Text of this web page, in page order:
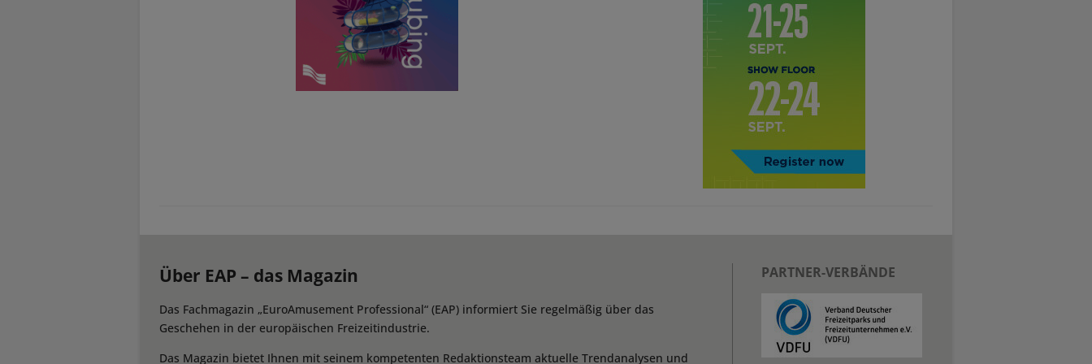
Über EAP – das Magazin
Das Fachmagazin „EuroAmusement Professional“ (EAP) informiert Sie regelmäßig über das
Geschehen in der europäischen Freizeitindustrie.
Das Magazin bietet Ihnen mit seinem kompetenten Redaktionsteam aktuelle Trendanalysen und
PARTNER-VERBÄNDE